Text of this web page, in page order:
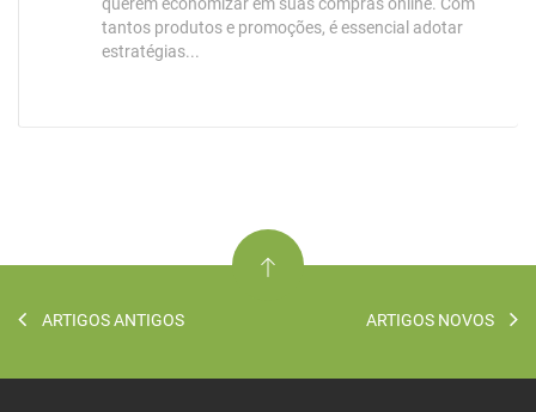
tantos produtos e promoções, é essencial adotar
estratégias...
ARTIGOS ANTIGOS ARTIGOS NOVOS